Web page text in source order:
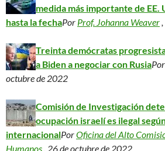
medida más importante de EE.
hasta la fechaPor Prof. Johanna Weaver
Treinta demócratas
a Biden a negociar con RusiaPor
octubre de 2022
Comisión de Investigación
ocupación israelí es ilegal
internacionalPorOficina del Alto
Humanos, 26 de octubre de 2022